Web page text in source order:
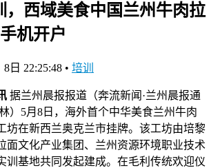
，西域美食中国兰州牛肉拉
机开户
8日 22:25:48 • 培训
据兰州晨报报道（奔流新闻·兰州晨报通
）5月8日，海外首个中华美食兰州牛肉
坊在新西兰奥克兰市挂牌。该工坊由培黎
面文化产业集团、兰州资源环境职业技术
训基地共同发起建成。在毛利传统欢迎仪